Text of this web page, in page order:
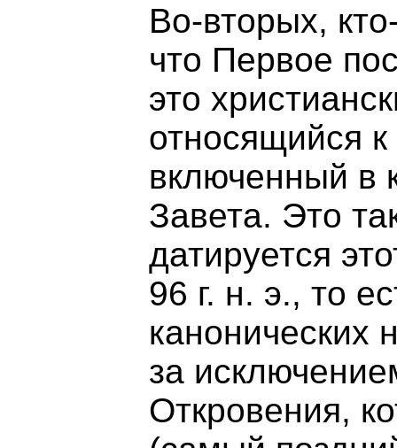
Во-вторых,
что Первое
это
относящийся
включенный в
Завета. Это
датируется
96 г. н. э., то
канонических
за
Откровения,